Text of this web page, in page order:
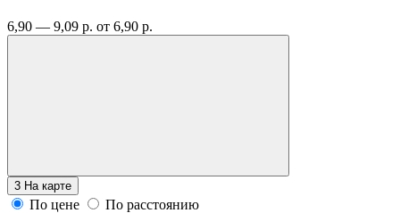
6,90 — 9,09 р. от 6,90 р.
3 На карте
По цене
По расстоянию